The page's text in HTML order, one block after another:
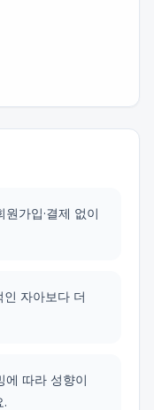
가입·결제 없이
자아보다 더
에 따라 성향이
.